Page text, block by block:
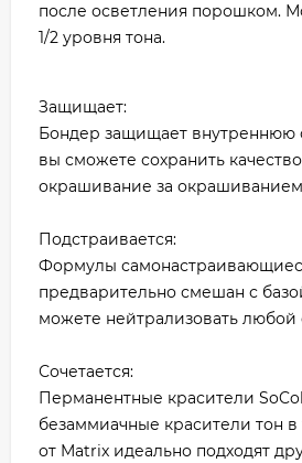
после осветления порошком.
1/2 уровня тона.
Защищает:
Бондер защищает внутреннюю
вы сможете сохранить
окрашивание за
Подстраивается:
Формулы
предварительно смешан с
можете нейтрализовать любой
Сочетается:
Перманентные красители
безаммиачные красители тон в
от Matrix идеально подходят